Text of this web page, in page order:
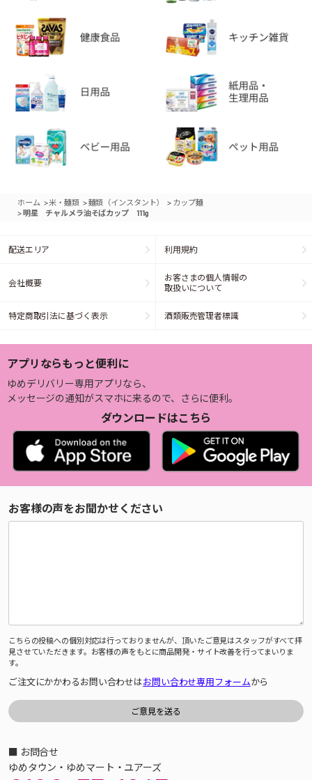
ホーム >米・麺類 >麺類（インスタント） > カップ麺
> 明星 チャルメラ油そばカップ 111g
配送エリア 利用規約
会社概要
お客さまの個人情報の
取扱いについて
特定商取引法に基づく表示 酒類販売管理者標識
アプリならもっと便利に
ゆめデリバリー専用アプリなら、
メッセージの通知がスマホに来るので、さらに便利。
ダウンロードはこちら
お客様の声をお聞かせください
こちらの投稿への個別対応は行っておりませんが、頂いたご意見はスタッフがすべて拝
見させていただきます。お客様の声をもとに商品開発・サイト改善を行ってまいりま
す。
ご注文にかかわるお問い合わせはお問い合わせ専用フォームから
■ お問合せ
ゆめタウン・ゆめマート・ユアーズ